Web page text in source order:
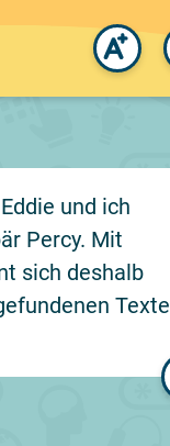
und ich
Percy. Mit
sich deshalb
Texte